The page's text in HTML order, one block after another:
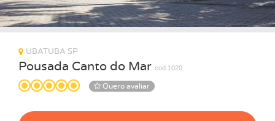
Pousada Canto do Mar cod.1020
UBATUBA SP
Quero avaliar